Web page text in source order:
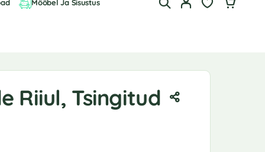
Mööbel Ja Sisustus
Riiul, Tsingitud